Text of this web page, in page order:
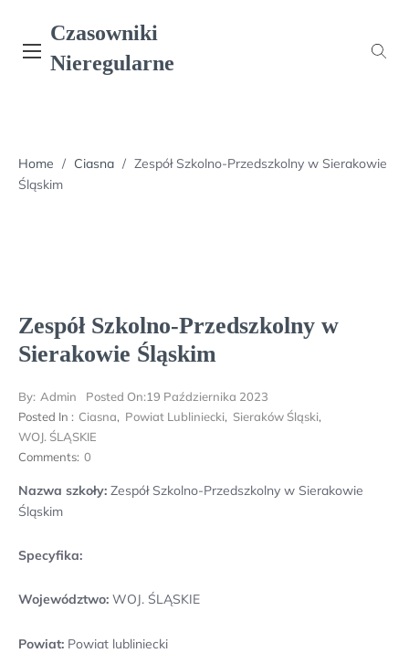
content
Czasowniki
Nieregularne
Home / Ciasna / Zespół Szkolno-Przedszkolny w Sierakowie
Śląskim
Zespół Szkolno-Przedszkolny w
Sierakowie Śląskim
By: Admin Posted On:19 Października 2023
Posted In : Ciasna, Powiat Lubliniecki, Sieraków Śląski,
WOJ. ŚLĄSKIE
Comments: 0
Nazwa szkoły: Zespół Szkolno-Przedszkolny w Sierakowie
Śląskim
Specyfika:
Województwo: WOJ. ŚLĄSKIE
Powiat: Powiat lubliniecki